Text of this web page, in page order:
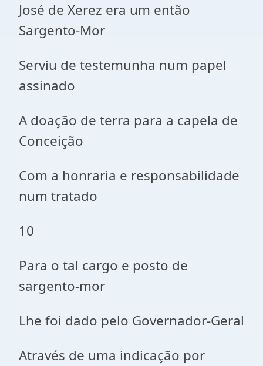
José de Xerez era um então
Sargento-Mor
Serviu de testemunha num papel
assinado
A doação de terra para a capela de
Conceição
Com a honraria e responsabilidade
num tratado
10
Para o tal cargo e posto de
sargento-mor
Lhe foi dado pelo Governador-Geral
Através de uma indicação por